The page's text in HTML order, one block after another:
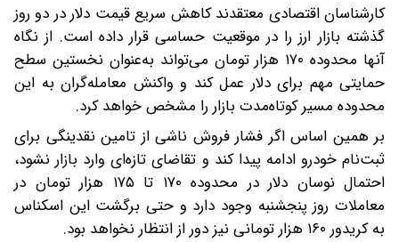
کارشناسان اقتصادی معتقدند کاهش سریع قیمت دلار در دو روز
گذشته بازار ارز را در موقعیت حساسی قرار داده است. از نگاه
آنها محدوده ۱۷۰ هزار تومان می‌تواند به‌عنوان نخستین سطح
حمایتی مهم برای دلار عمل کند و واکنش معامله‌گران به این
محدوده مسیر کوتاه‌مدت بازار را مشخص خواهد کرد.
بر همین اساس اگر فشار فروش ناشی از تامین نقدینگی برای
ثبت‌نام خودرو ادامه پیدا کند و تقاضای تازه‌ای وارد بازار نشود،
احتمال نوسان دلار در محدوده ۱۷۰ تا ۱۷۵ هزار تومان در
معاملات روز پنجشنبه وجود دارد و حتی برگشت این اسکناس
به کریدور ۱۶۰ هزار تومانی نیز دور از انتظار نخواهد بود.